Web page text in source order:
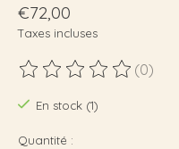
€72,00
Taxes incluses
Ce produit est évalué à
(0)
En stock (1)
Quantité :